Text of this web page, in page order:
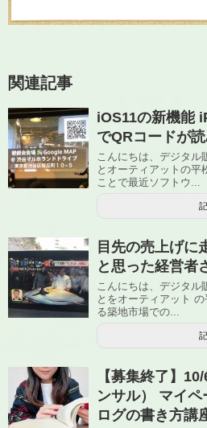
関連記事
iOS11の新機能
でQRコードが
こんにちは、デジタル
とオーティアットの
ことで最近ソフトウ...
目先の売上げに
と思った経営者
こんにちは、デジタル
とをオーティアット
る築地市場での...
【募集終了】
ンサル） マイ
ログの書き方講